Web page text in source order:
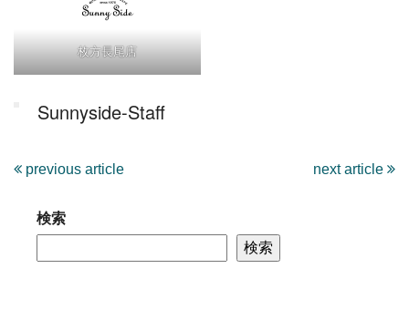
枚方長尾店
Sunnyside-Staff
previous article next article
検索
検索